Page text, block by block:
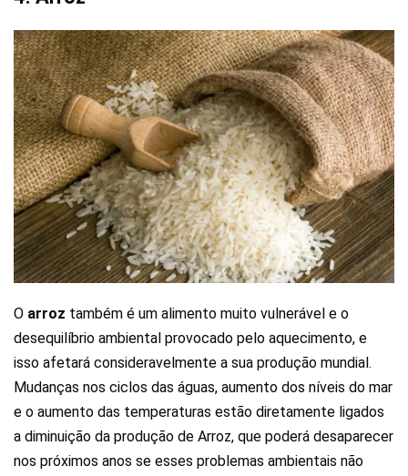
O arroz também é um alimento muito vulnerável e o
desequilíbrio ambiental provocado pelo aquecimento, e
isso afetará consideravelmente a sua produção mundial.
Mudanças nos ciclos das águas, aumento dos níveis do mar
e o aumento das temperaturas estão diretamente ligados
a diminuição da produção de Arroz, que poderá desaparecer
nos próximos anos se esses problemas ambientais não